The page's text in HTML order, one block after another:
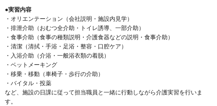
●実習内容
・オリエンテーション（会社説明・施設内見学）
・排泄介助（おむつ全介助・トイレ誘導、一部介助）
・食事介助（食事の種類説明・介護食器などの説明・食事介助）
・清潔（清拭・手浴・足浴・整容・口腔ケア）
・入浴介助（介浴・一般浴衣類の着脱）
・ベットメーキング
・移乗・移動（車椅子・歩行の介助）
・バイタル・投薬
など、施設の日課に従って担当職員と一緒に行動しながら介護実習を行いま
す。